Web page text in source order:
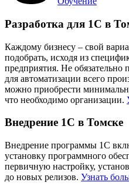
Разработка для 1С в
Каждому бизнесу – свой
подобрать, исходя из
предприятия. Не
для автоматизации всего
можно приобрести
что необходимо организации.
Внедрение 1С в Томске
Внедрение программы 1С
установку программного
первичную настройку,
до новых релизов. Узнать